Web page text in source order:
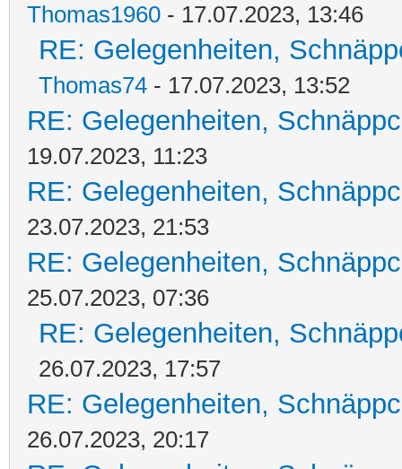
Thomas1960 - 17.07.2023, 13:46
RE: Gelegenheiten,
Thomas74 - 17.07.2023, 13:52
RE: Gelegenheiten,
19.07.2023, 11:23
RE: Gelegenheiten,
23.07.2023, 21:53
RE: Gelegenheiten,
25.07.2023, 07:36
RE: Gelegenheiten,
26.07.2023, 17:57
RE: Gelegenheiten,
26.07.2023, 20:17